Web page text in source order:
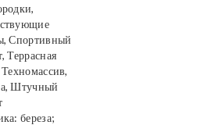
Спортивный
Террасная
Техномассив,
Штучный
береза;